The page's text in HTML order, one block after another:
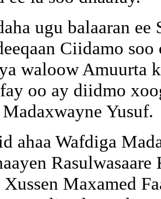
ugu balaaran
Ciidamo
waloow Amuurta
oo ay diidmo
Yusuf.
ahaa Wafdiga
Xussen Maxamed